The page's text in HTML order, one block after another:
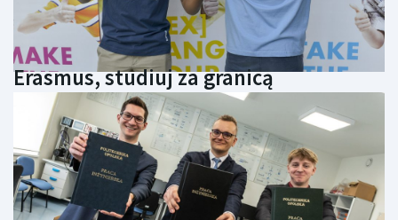
Erasmus, studiuj za granicą